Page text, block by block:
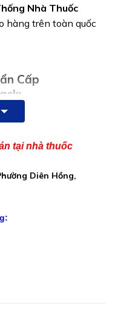
Nhà Thuốc
hàng trên toàn quốc
Cấp
Cấp
tại nhà thuốc
Diên Hồng,